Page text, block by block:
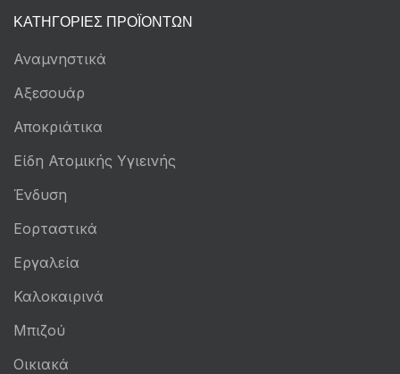
ΚΑΤΗΓΟΡΊΕΣ ΠΡΟΪΌΝΤΩΝ
Αναμνηστικά
Αξεσουάρ
Αποκριάτικα
Είδη Ατομικής Υγιεινής
Ένδυση
Εορταστικά
Εργαλεία
Καλοκαιρινά
Μπιζού
Οικιακά